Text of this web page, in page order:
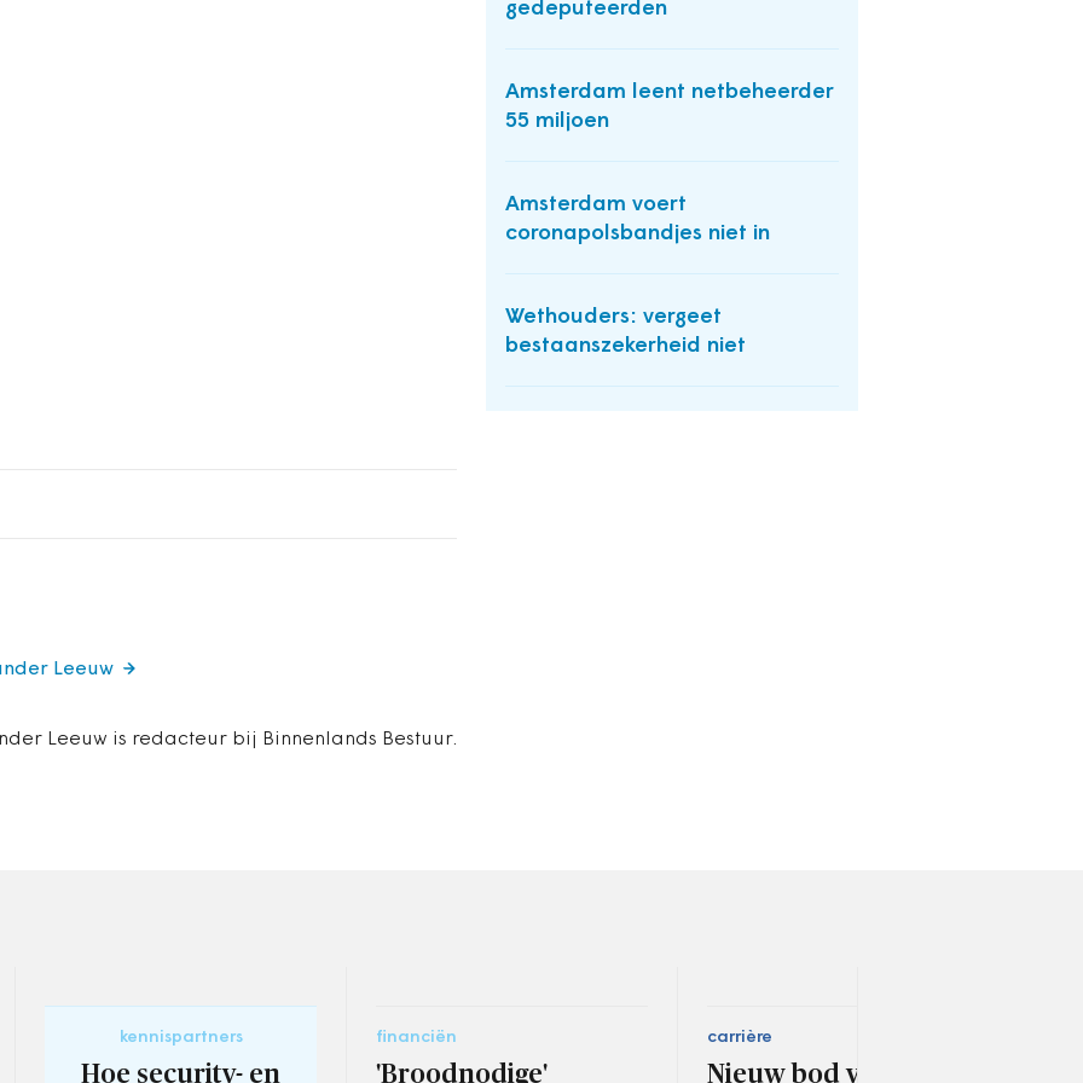
gedeputeerden
Amsterdam leent netbeheerder
55 miljoen
Amsterdam voert
coronapolsbandjes niet in
Wethouders: vergeet
bestaanszekerheid niet
Leeuw is redacteur bij Binnenlands Bestuur.
Leeuw
kennispartners
Hoe security- en
financiën
'Broodnodige'
carrière
Nieuw bod voor cao